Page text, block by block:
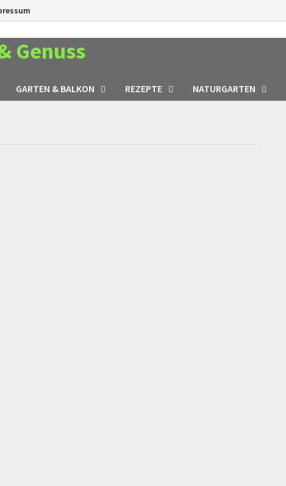
Genuss
GARTEN & BALKON REZEPTE NATURGARTEN